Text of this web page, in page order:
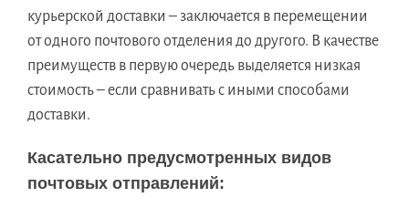
курьерской доставки – заключается в перемещении
от одного почтового отделения до другого. В качестве
преимуществ в первую очередь выделяется низкая
стоимость – если сравнивать с иными способами
доставки.
Касательно предусмотренных видов
почтовых отправлений: